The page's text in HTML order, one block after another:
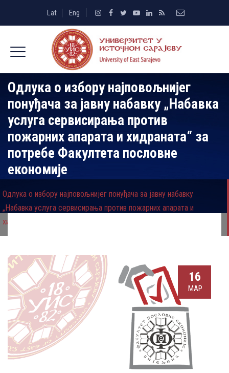
Lat Eng
Одлука о избору најповољнијег
понуђача за јавну набавку „Набавка
услуга сервисирања против
пожарних апарата и хидраната“ за
потребе Факултета пословне
економије
Одлука о избору најповољнијег понуђача за јавну набавку
„Набавка услуга сервисирања против пожарних апарата и
хидраната“ за потребе Факултета пословне економије
16
МАР